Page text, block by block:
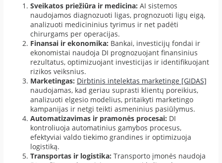
Sveikatos priežiūra ir medicina: AI sistemos
naudojamos diagnozuoti ligas, prognozuoti ligų eigą,
analizuoti medicininius tyrimus ir net padėti
chirurgams per operacijas.
Finansai ir ekonomika: Bankai, investicijų fondai ir
ekonomistai naudoja DI prognozuojant finansinius
rezultatus, optimizuojant investicijas ir identifikuojant
rizikos veiksnius.
Marketingas: Dirbtinis intelektas marketinge [GIDAS]
naudojamas, kad geriau suprasti klientų poreikius,
analizuoti elgesio modelius, pritaikyti marketingo
kampanijas ir netgi teikti asmeninius pasiūlymus.
Automatizavimas ir pramonės procesai: DI
kontroliuoja automatinius gamybos procesus,
efektyviai valdo tiekimo grandines ir optimizuoja
logistiką.
Transportas ir logistika: Transporto įmonės naudoja